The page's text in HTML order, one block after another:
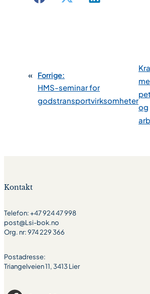
« Forrige:
HMS-seminar for
godstransportvirksomheter
og
Kontakt
Telefon: +47 924 47 998
post@Lsi-bok.no
Org. nr: 974 229 366
Postadresse:
Triangelveien 11, 3413 Lier